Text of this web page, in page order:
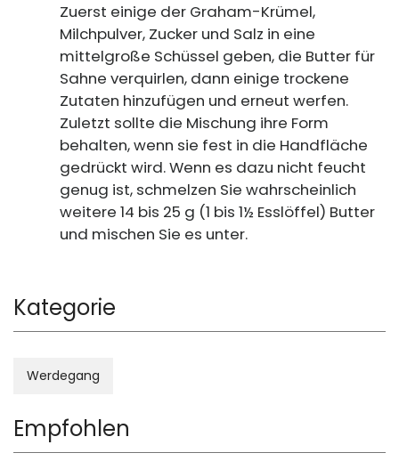
Zuerst einige der Graham-Krümel,
Milchpulver, Zucker und Salz in eine
mittelgroße Schüssel geben, die Butter für
Sahne verquirlen, dann einige trockene
Zutaten hinzufügen und erneut werfen.
Zuletzt sollte die Mischung ihre Form
behalten, wenn sie fest in die Handfläche
gedrückt wird. Wenn es dazu nicht feucht
genug ist, schmelzen Sie wahrscheinlich
weitere 14 bis 25 g (1 bis 1½ Esslöffel) Butter
und mischen Sie es unter.
Kategorie
Werdegang
Empfohlen